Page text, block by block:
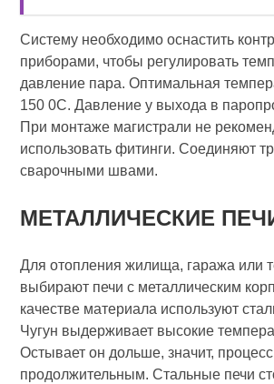
Систему необходимо оснастить
приборами, чтобы регулировать
давление пара. Оптимальная
150 0С. Давление у выхода в
При монтаже магистрали не
использовать фитинги. Соединяют
сварочными швами.
МЕТАЛЛИЧЕСКИЕ
Для отопления жилища, гаража или
выбирают печи с металлическим
качестве материала используют
Чугун выдерживает высокие
Остывает он дольше, значит,
продолжительным. Стальные печи